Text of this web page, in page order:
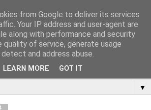
▼
from Google to deliver its services
Your IP address and user-agent are
along with performance and security
quality of service, generate usage
and address abuse.
LEARN MORE GOT IT